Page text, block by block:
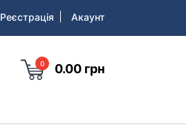
Акаунт
0 0.00 грн